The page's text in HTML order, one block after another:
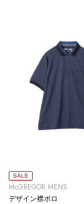
SALE
McGREGOR MENS
デザイン襟ポロ